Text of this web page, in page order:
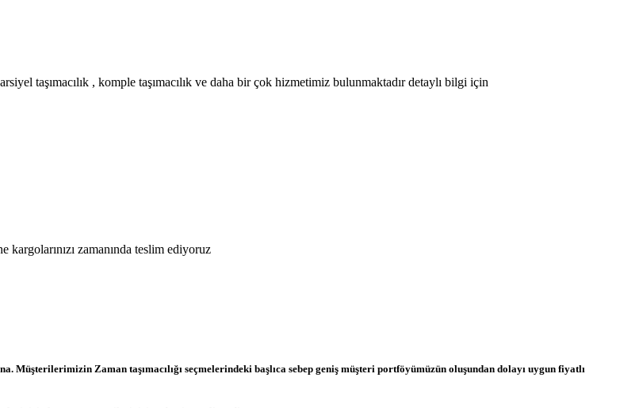
taşımacılık , komple taşımacılık ve daha bir çok hizmetimiz bulunmaktadır detaylı bilgi için
zamanında teslim ediyoruz
Müşterilerimizin Zaman taşımacılığı seçmelerindeki başlıca sebep geniş müşteri portföyümüzün oluşundan dolayı uygun fiyatlı